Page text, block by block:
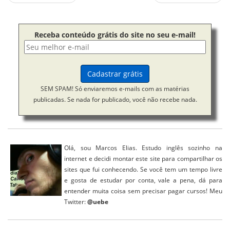
Receba conteúdo grátis do site no seu e-mail!
SEM SPAM! Só enviaremos e-mails com as matérias
publicadas. Se nada for publicado, você não recebe nada.
Olá, sou Marcos Elias. Estudo inglês sozinho na
internet e decidi montar este site para compartilhar os
sites que fui conhecendo. Se você tem um tempo livre
e gosta de estudar por conta, vale a pena, dá para
entender muita coisa sem precisar pagar cursos! Meu
Twitter:@uebe